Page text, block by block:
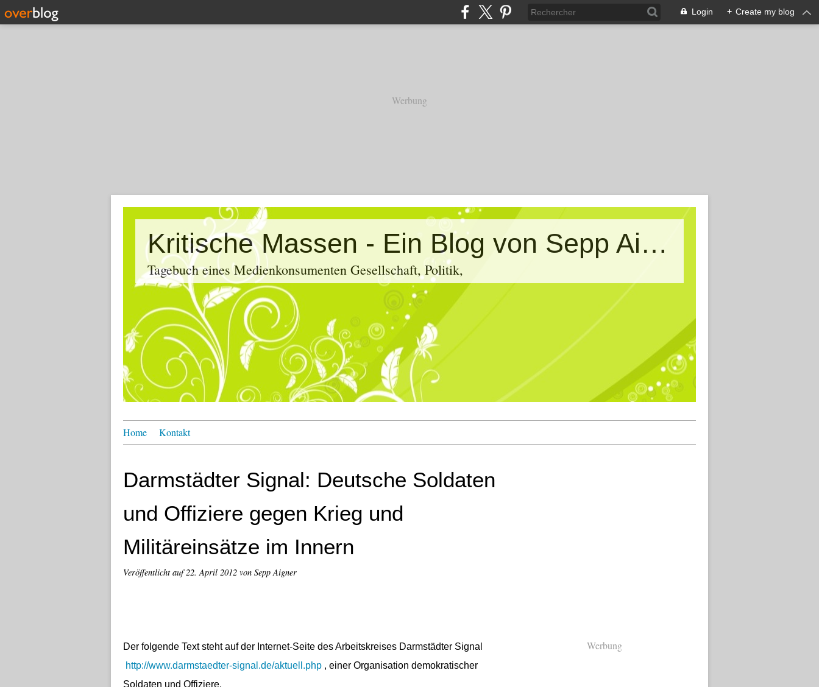
Login + Create my blog
Werbung
Kritische Massen - Ein Blog von Sepp Aigner
Tagebuch eines Medienkonsumenten Gesellschaft, Politik,
Home Kontakt
Darmstädter Signal: Deutsche Soldaten
und Offiziere gegen Krieg und
Militäreinsätze im Innern
Veröffentlicht auf22. April 2012 von Sepp Aigner
Der folgende Text steht auf der Internet-Seite des Arbeitskreises Darmstädter Signal
http://www.darmstaedter-signal.de/aktuell.php , einer Organisation demokratischer
Soldaten und Offiziere.
Werbung